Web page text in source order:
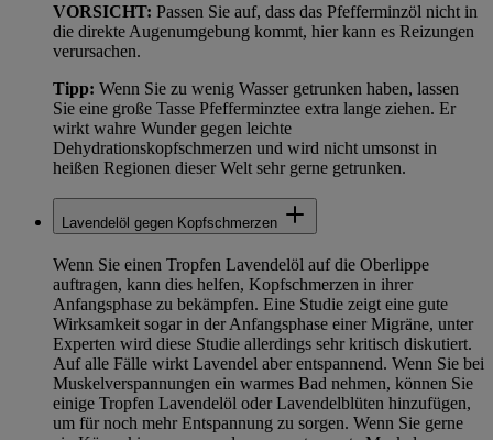
VORSICHT: Passen Sie auf, dass das Pfefferminzöl nicht in
die direkte Augenumgebung kommt, hier kann es Reizungen
verursachen.
Tipp: Wenn Sie zu wenig Wasser getrunken haben, lassen
Sie eine große Tasse Pfefferminztee extra lange ziehen. Er
wirkt wahre Wunder gegen leichte
Dehydrationskopfschmerzen und wird nicht umsonst in
heißen Regionen dieser Welt sehr gerne getrunken.
Lavendelöl gegen Kopfschmerzen
Wenn Sie einen Tropfen Lavendelöl auf die Oberlippe
auftragen, kann dies helfen, Kopfschmerzen in ihrer
Anfangsphase zu bekämpfen. Eine Studie zeigt eine gute
Wirksamkeit sogar in der Anfangsphase einer Migräne, unter
Experten wird diese Studie allerdings sehr kritisch diskutiert.
Auf alle Fälle wirkt Lavendel aber entspannend. Wenn Sie bei
Muskelverspannungen ein warmes Bad nehmen, können Sie
einige Tropfen Lavendelöl oder Lavendelblüten hinzufügen,
um für noch mehr Entspannung zu sorgen. Wenn Sie gerne